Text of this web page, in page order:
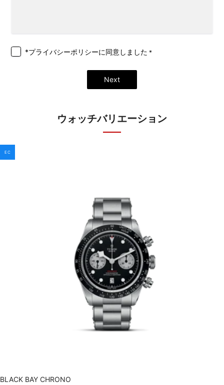
*プライバシーポリシーに同意しました *
Next
ウォッチバリエーション
EC
BLACK BAY CHRONO